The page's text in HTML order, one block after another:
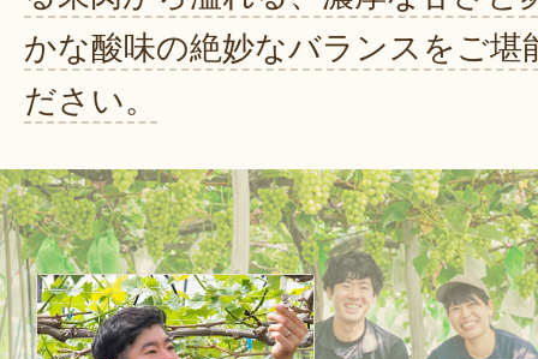
かな酸味の絶妙なバランスをご堪
ださい。